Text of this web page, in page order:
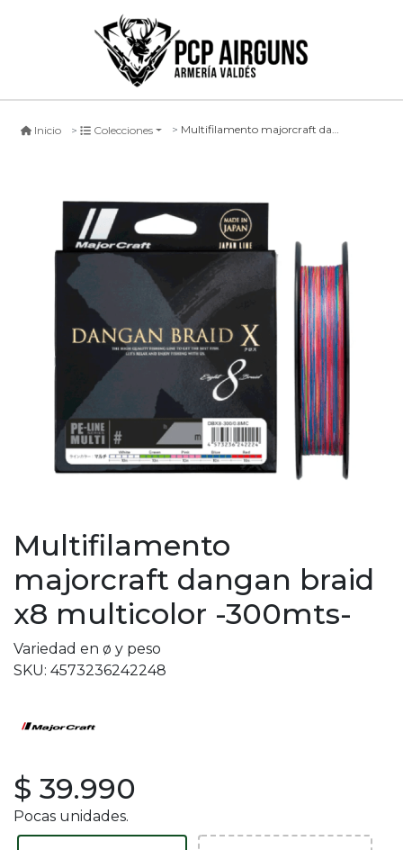
Inicio Colecciones Multifilamento majorcraft dangan braid x8 multicolor -300mts-
Multifilamento
majorcraft dangan braid
x8 multicolor -300mts-
Variedad en ø y peso
SKU: 4573236242248
$ 39.990
Pocas unidades.